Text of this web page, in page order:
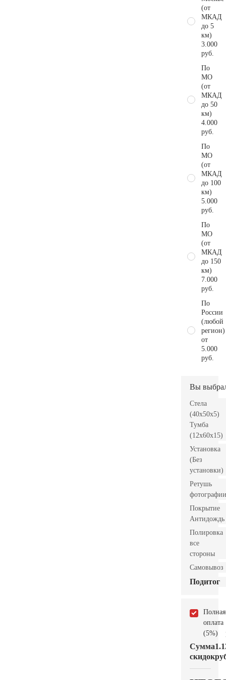
(от
МКАД
до 5
км)
3.000
руб.
По
МО
(от
МКАД
до 50
км)
4.000
руб.
По
МО
(от
МКАД
до 100
км)
5.000
руб.
По
МО
(от
МКАД
до 150
км)
7.000
руб.
По
России
(любой
регион)
от
5.000
руб.
Вы
Стела
(40x50x5)
Тумба
(12x60x15)
Установка
(Без
установки)
Ретушь
фотографии
Покрытие
Антидождь
Полировка
все
стороны
Самовывоз
Подитог
Полная
оплата
(5%)
Сумма
скидок